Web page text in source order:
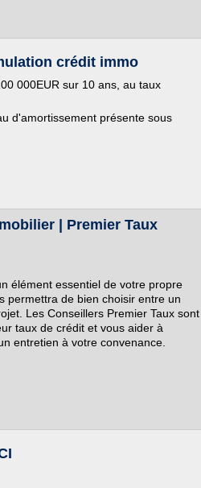
crédit immo
000EUR sur 10 ans, au taux
d'amortissement présente sous
| Premier Taux
élément essentiel de votre propre
permettra de bien choisir entre un
Les Conseillers Premier Taux sont
taux de crédit et vous aider à
entretien à votre convenance.